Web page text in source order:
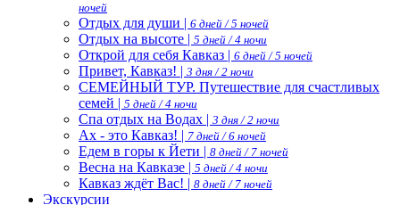
ночей
Отдых для души | 6 дней / 5 ночей
Отдых на высоте | 5 дней / 4 ночи
Открой для себя Кавказ | 6 дней / 5 ночей
Привет, Кавказ! | 3 дня / 2 ночи
СЕМЕЙНЫЙ ТУР. Путешествие для счастливых
семей | 5 дней / 4 ночи
Спа отдых на Водах | 3 дня / 2 ночи
Ах - это Кавказ! | 7 дней / 6 ночей
Едем в горы к Йети | 8 дней / 7 ночей
Весна на Кавказе | 5 дней / 4 ночи
Кавказ ждёт Вас! | 8 дней / 7 ночей
Экскурсии